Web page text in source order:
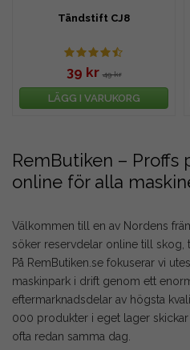
Tändstift CJ8
39 kr 49 kr
LÄGG I VARUKORG
RemButiken – Proffs
online för alla
Välkommen till en av Nordens
söker reservdelar online till
På RemButiken.se fokuserar vi
maskinpark i drift genom ett
eftermarknadsdelar av högsta
000 produkter i eget lager
ofta redan samma dag.